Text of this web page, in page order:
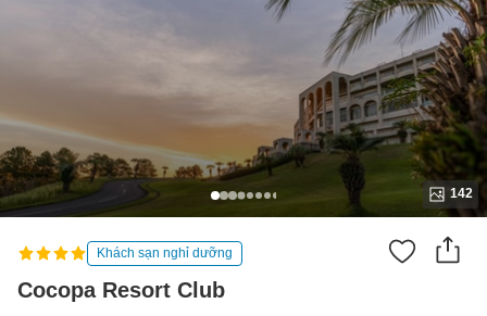
142
Khách sạn nghỉ dưỡng
Cocopa Resort Club